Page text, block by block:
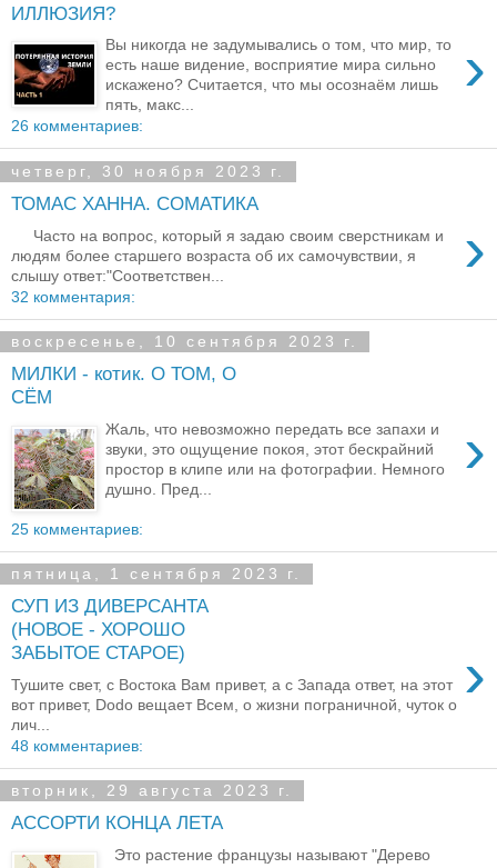
ИЛЛЮЗИЯ?
›
Вы никогда не задумывались о том, что мир, то
есть наше видение, восприятие мира сильно
искажено? Считается, что мы осознаём лишь
пять, макс...
26 комментариев:
четверг, 30 ноября 2023 г.
ТОМАС ХАННА. СОМАТИКА
›
Часто на вопрос, который я задаю своим сверстникам и
людям более старшего возраста об их самочувствии, я
слышу ответ:"Соответствен...
32 комментария:
воскресенье, 10 сентября 2023 г.
МИЛКИ - котик. О ТОМ, О
СЁМ
›
Жаль, что невозможно передать все запахи и
звуки, это ощущение покоя, этот бескрайний
простор в клипе или на фотографии. Немного
душно. Пред...
25 комментариев:
пятница, 1 сентября 2023 г.
СУП ИЗ ДИВЕРСАНТА
(НОВОЕ - ХОРОШО
ЗАБЫТОЕ СТАРОЕ)
›
Тушите свет, с Востока Вам привет, а с Запада ответ, на этот
вот привет, Dodo вещает Всем, о жизни пограничной, чуток о
лич...
48 комментариев:
вторник, 29 августа 2023 г.
АССОРТИ КОНЦА ЛЕТА
Это растение французы называют "Дерево